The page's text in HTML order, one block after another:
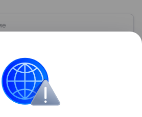
рассмотрим, что такое
в чем ее преимущества и
основные виды и признаки.